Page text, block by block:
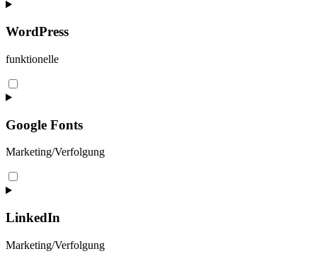
google-
manager
WordPress
funktionelle
Consent
to
wordpress
Google Fonts
Marketing/Verfolgung
Consent
to
google-
fonts
LinkedIn
Marketing/Verfolgung